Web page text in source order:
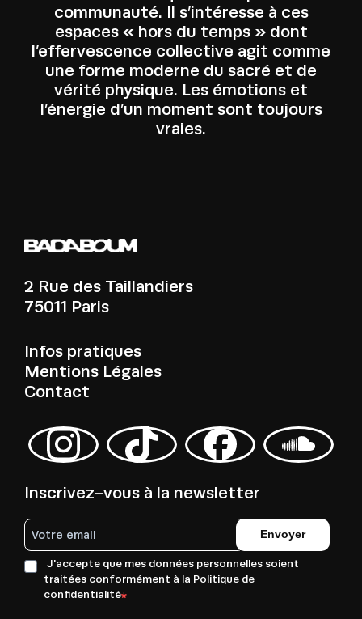
communauté. Il s’intéresse à ces
espaces « hors du temps » dont
l’effervescence collective agit comme
une forme moderne du sacré et de
vérité physique. Les émotions et
l’énergie d’un moment sont toujours
vraies.
2 Rue des Taillandiers
75011 Paris
Infos pratiques
Mentions Légales
Contact
Inscrivez-vous à la newsletter
Envoyer
J'accepte que mes données personnelles soient
traitées conformément à la Politique de
confidentialité